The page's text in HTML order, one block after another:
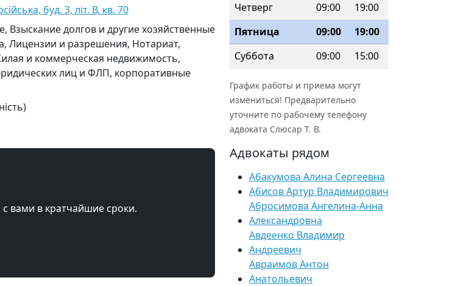
буд. 3, літ. В, кв. 70
Взыскание долгов и другие хозяйственные
Лицензии и разрешения, Нотариат,
и коммерческая недвижимость,
лиц и ФЛП, корпоративные
с вами в кратчайшие сроки.
Четверг
09:00
19:00
Пятница
09:00
19:00
Суббота
09:00 15:00
График работы и приема могут
измениться! Предварительно
уточните по рабочему телефону
адвоката Слюсар Т. В.
Адвокаты рядом
Абакумова Алина Сергеевна
Абисов Артур Владимирович
Абросимова Ангелина-Анна
Александровна
Авдеенко Владимир
Андреевич
Авраимов Антон
Анатольевич